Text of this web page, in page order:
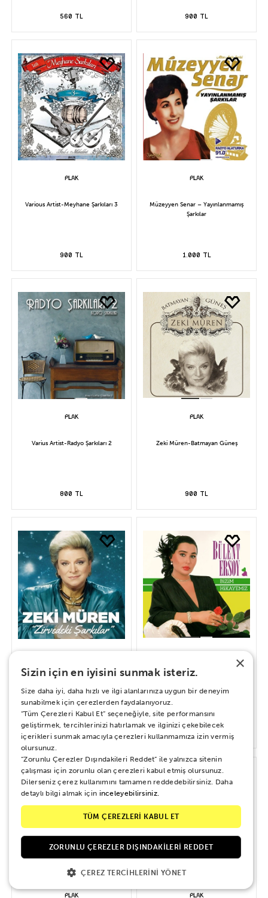
560 TL 900 TL
Various Artist-Meyhane Şarkıları 3
900 TL
Müzeyyen Senar – Yayınlanmamış
Şarkılar
1.000 TL
Varius Artist-Radyo Şarkıları 2
800 TL
Zeki Müren-Batmayan Güneş
900 TL
1.000 TL 700 TL
×
Sizin için en iyisini sunmak isteriz.
Size daha iyi, daha hızlı ve ilgi alanlarınıza uygun bir deneyim
sunabilmek için çerezlerden faydalanıyoruz.
“Tüm Çerezleri Kabul Et” seçeneğiyle, site performansını
geliştirmek, tercihlerinizi hatırlamak ve ilginizi çekebilecek
içerikleri sunmak amacıyla çerezleri kullanmamıza izin vermiş
olursunuz.
“Zorunlu Çerezler Dışındakileri Reddet” ile yalnızca sitenin
çalışması için zorunlu olan çerezleri kabul etmiş olursunuz.
Dilerseniz çerez kullanımını tamamen reddedebilirsiniz. Daha
detaylı bilgi almak için inceleyebilirsiniz.
TÜM ÇEREZLERİ KABUL ET
ZORUNLU ÇEREZLER DIŞINDAKILERI REDDET
ÇEREZ TERCIHLERINI YÖNET